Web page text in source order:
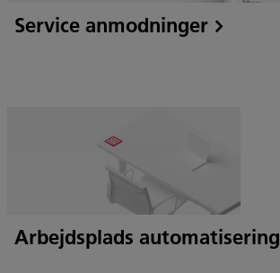
Service anmodninger
Arbejdsplads automatisering